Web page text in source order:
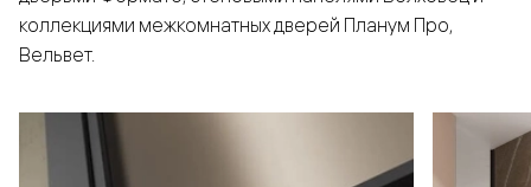
коллекциями межкомнатных дверей Планум Про,
Вельвет.